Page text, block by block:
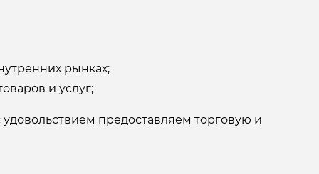
рынках;
и услуг;
предоставляем торговую и